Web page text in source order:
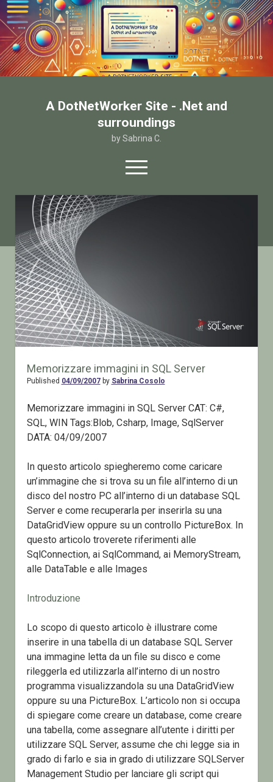
A DotNetWorker Site - .Net and
surroundings
by Sabrina C.
open
menu
twitterfacebook
email-form
Memorizzare immagini in SQL Server
Published 04/09/2007by Sabrina Cosolo
Memorizzare immagini in SQL Server CAT: C#,
SQL, WIN Tags:Blob, Csharp, Image, SqlServer
DATA: 04/09/2007
In questo articolo spiegheremo come caricare
un’immagine che si trova su un file all’interno di un
disco del nostro PC all’interno di un database SQL
Server e come recuperarla per inserirla su una
DataGridView oppure su un controllo PictureBox. In
questo articolo troverete riferimenti alle
SqlConnection, ai SqlCommand, ai MemoryStream,
alle DataTable e alle Images
Introduzione
Lo scopo di questo articolo è illustrare come
inserire in una tabella di un database SQL Server
una immagine letta da un file su disco e come
rileggerla ed utilizzarla all’interno di un nostro
programma visualizzandola su una DataGridView
oppure su una PictureBox. L’articolo non si occupa
di spiegare come creare un database, come creare
una tabella, come assegnare all’utente i diritti per
utilizzare SQL Server, assume che chi legge sia in
grado di farlo e sia in grado di utilizzare SQLServer
Management Studio per lanciare gli script qui